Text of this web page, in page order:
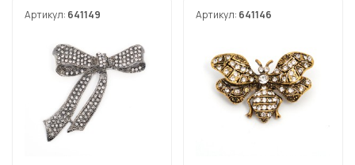
Артикул: 641149 Артикул: 641146